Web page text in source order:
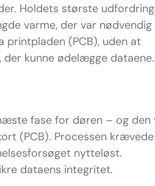
Holdets største
varme, der var
printpladen (PCB), uden at
kunne ødelægge dataene.
fase for døren – og den
(PCB). Processen krævede
nytteløst.
dataens integritet.